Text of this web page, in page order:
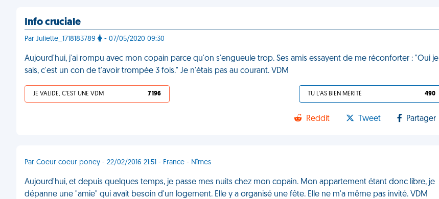
Info cruciale
Par Juliette_1718183789 - 07/05/2020 09:30
Aujourd'hui, j'ai rompu avec mon copain parce qu'on s'engueule trop. Ses amis essayent de me réconforter : "Oui je
sais, c'est un con de t'avoir trompée 3 fois." Je n'étais pas au courant. VDM
JE VALIDE, C'EST UNE VDM 7 196 TU L'AS BIEN MÉRITÉ 490
Reddit Tweet Partager
Par Coeur coeur poney - 22/02/2016 21:51 - France - Nîmes
Aujourd'hui, et depuis quelques temps, je passe mes nuits chez mon copain. Mon appartement étant donc libre, je
dépanne une "amie" qui avait besoin d'un logement. Elle y a organisé une fête. Elle ne m'a même pas invité. VDM